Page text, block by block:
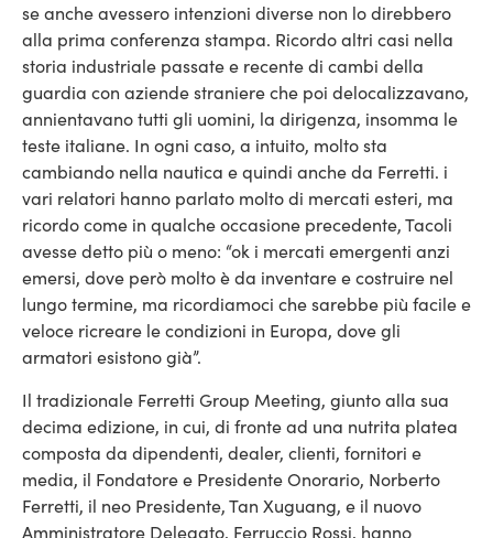
se anche avessero intenzioni diverse non lo direbbero
alla prima conferenza stampa. Ricordo altri casi nella
storia industriale passate e recente di cambi della
guardia con aziende straniere che poi delocalizzavano,
annientavano tutti gli uomini, la dirigenza, insomma le
teste italiane. In ogni caso, a intuito, molto sta
cambiando nella nautica e quindi anche da Ferretti. i
vari relatori hanno parlato molto di mercati esteri, ma
ricordo come in qualche occasione precedente, Tacoli
avesse detto più o meno: “ok i mercati emergenti anzi
emersi, dove però molto è da inventare e costruire nel
lungo termine, ma ricordiamoci che sarebbe più facile e
veloce ricreare le condizioni in Europa, dove gli
armatori esistono già”.
Il tradizionale Ferretti Group Meeting, giunto alla sua
decima edizione, in cui, di fronte ad una nutrita platea
composta da dipendenti, dealer, clienti, fornitori e
media, il Fondatore e Presidente Onorario, Norberto
Ferretti, il neo Presidente, Tan Xuguang, e il nuovo
Amministratore Delegato, Ferruccio Rossi, hanno